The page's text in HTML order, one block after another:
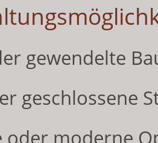
gewendelte
geschlossene
oder moderne